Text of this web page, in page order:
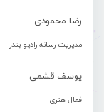
رضا محمودی
مدیریت رسانه رادیو بندر
یوسف قشمی
فعال هنری